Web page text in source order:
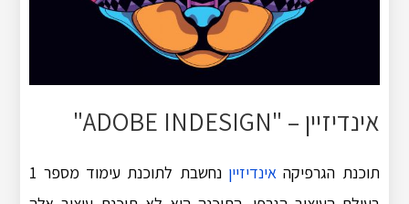
אינדיזיין – "ADOBE INDESIGN"
תוכנת הגרפיקהאינדיזיין
נחשבת לתוכנת עימוד מספר 1